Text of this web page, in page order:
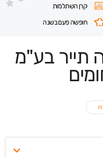
קרן השתלמות
חופשה פעם בשנה
תייר בע"מ